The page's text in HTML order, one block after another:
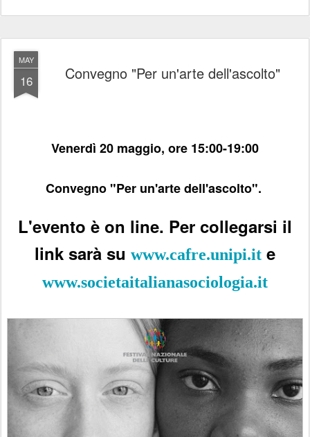
MAY
16 Convegno "Per un'arte dell'ascolto"
Venerdì 20 maggio, ore 15:00-19:00
Convegno "Per un'arte dell'ascolto".
L'evento è on line. Per collegarsi il
link sarà su www.cafre.unipi.it e
www.societaitalianasociologia.it